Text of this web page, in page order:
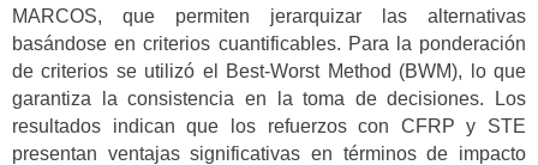
MARCOS, que permiten jerarquizar las alternativas
basándose en criterios cuantificables. Para la ponderación
de criterios se utilizó el Best-Worst Method (BWM), lo que
garantiza la consistencia en la toma de decisiones. Los
resultados indican que los refuerzos con CFRP y STE
presentan ventajas significativas en términos de impacto